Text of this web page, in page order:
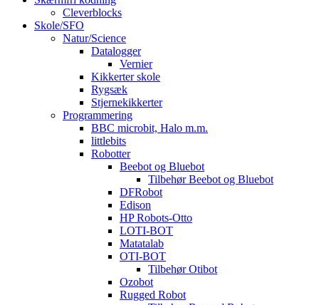
Cleverblocks
Skole/SFO
Natur/Science
Datalogger
Vernier
Kikkerter skole
Rygsæk
Stjernekikkerter
Programmering
BBC microbit, Halo m.m.
littlebits
Robotter
Beebot og Bluebot
Tilbehør Beebot og Bluebot
DFRobot
Edison
HP Robots-Otto
LOTI-BOT
Matatalab
OTI-BOT
Tilbehør Otibot
Ozobot
Rugged Robot